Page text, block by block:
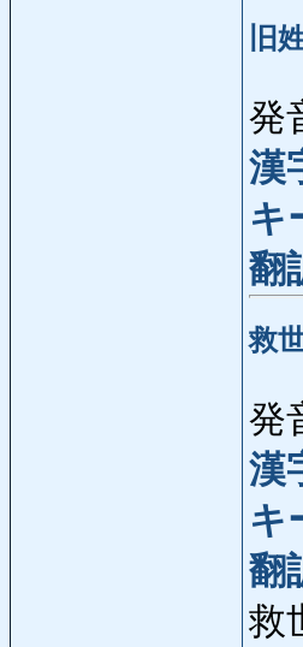
旧
発
漢
キ
翻
救
発
漢
キ
翻
救